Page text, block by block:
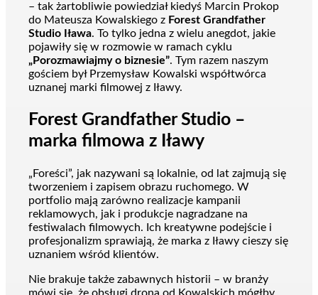
– tak żartobliwie powiedział kiedyś Marcin Prokop
do Mateusza Kowalskiego z Forest Grandfather
Studio Iława. To tylko jedna z wielu anegdot, jakie
pojawiły się w rozmowie w ramach cyklu
„Porozmawiajmy o biznesie”. Tym razem naszym
gościem był Przemysław Kowalski współtwórca
uznanej marki filmowej z Iławy.
Forest Grandfather Studio –
marka filmowa z Iławy
„Foreści”, jak nazywani są lokalnie, od lat zajmują się
tworzeniem i zapisem obrazu ruchomego. W
portfolio mają zarówno realizacje kampanii
reklamowych, jak i produkcje nagradzane na
festiwalach filmowych. Ich kreatywne podejście i
profesjonalizm sprawiają, że marka z Iławy cieszy się
uznaniem wśród klientów.
Nie brakuje także zabawnych historii – w branży